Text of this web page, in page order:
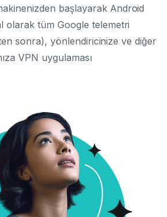
başlayarak Android
olarak tüm Google telemetri
sonra), yönlendiricinize ve diğer
VPN uygulaması